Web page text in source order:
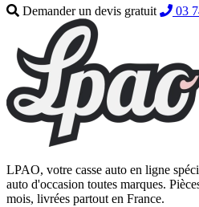
Demander un devis gratuit
03
LPAO, votre casse auto en ligne
auto d'occasion toutes marques.
mois, livrées partout en France.